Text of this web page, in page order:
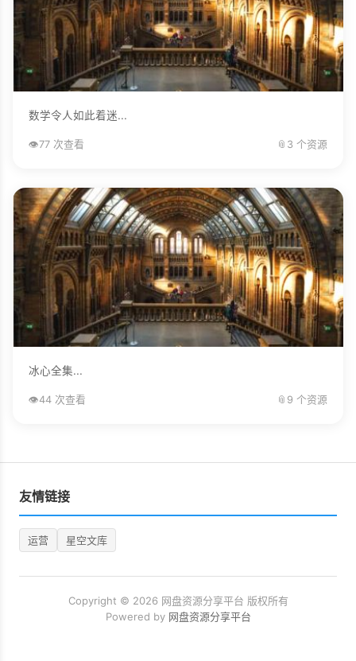
数学令人如此着迷...
👁️77 次查看 📎 3 个资源
冰心全集...
👁️44 次查看 📎 9 个资源
友情链接
运营 星空文库
Copyright © 2026 网盘资源分享平台 版权所有
Powered by 网盘资源分享平台